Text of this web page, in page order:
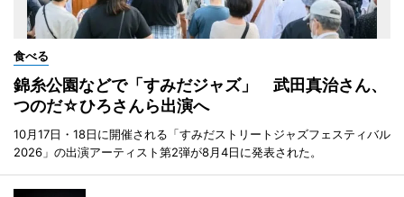
食べる
錦糸公園などで「すみだジャズ」 武田真治さん、
つのだ☆ひろさんら出演へ
10月17日・18日に開催される「すみだストリートジャズフェスティバル
2026」の出演アーティスト第2弾が8月4日に発表された。